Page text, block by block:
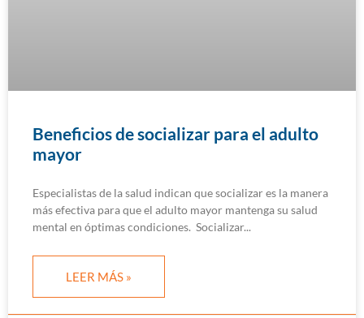
Beneficios de socializar para el adulto
mayor
Especialistas de la salud indican que socializar es la manera
más efectiva para que el adulto mayor mantenga su salud
mental en óptimas condiciones. Socializar
LEER MÁS »